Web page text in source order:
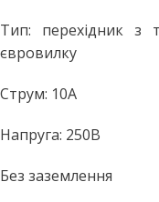
Тип: перехідник з
євровилку
Струм: 10А
Напруга: 250В
Без заземлення